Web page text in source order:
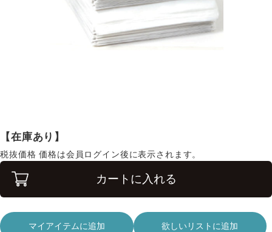
【在庫あり】
税抜価格 価格は会員ログイン後に表示されます。
カートに入れる
マイアイテムに追加 欲しいリストに追加